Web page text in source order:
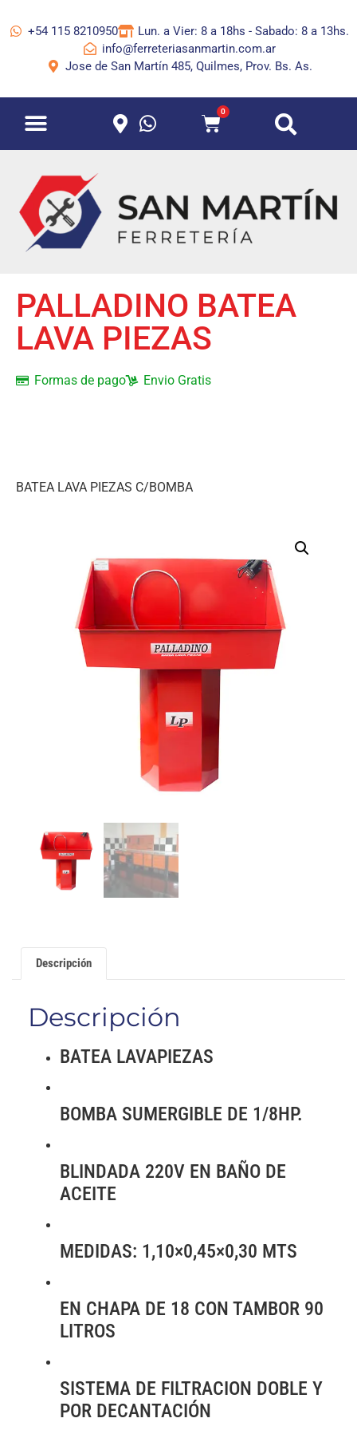
+54 115 8210950
Lun. a Vier: 8 a 18hs - Sabado: 8 a 13hs.
info@ferreteriasanmartin.com.ar
Jose de San Martín 485, Quilmes, Prov. Bs. As.
0
PALLADINO BATEA
LAVA PIEZAS
Formas de pago Envio Gratis
BATEA LAVA PIEZAS C/BOMBA
Descripción
Descripción
BATEA LAVAPIEZAS
BOMBA SUMERGIBLE DE 1/8HP.
BLINDADA 220V EN BAÑO DE
ACEITE
MEDIDAS: 1,10×0,45×0,30 MTS
EN CHAPA DE 18 CON TAMBOR 90
LITROS
SISTEMA DE FILTRACION DOBLE Y
POR DECANTACIÓN